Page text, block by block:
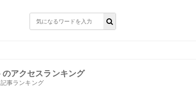
のアクセスランキング
事ランキング